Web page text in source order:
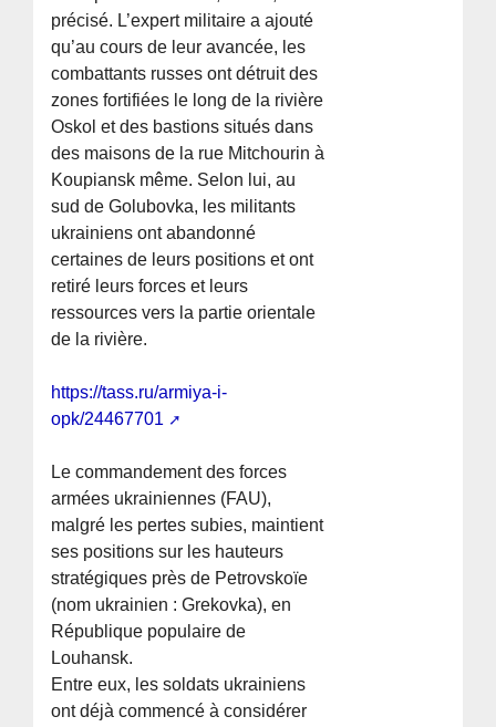
précisé. L’expert militaire a ajouté
qu’au cours de leur avancée, les
combattants russes ont détruit des
zones fortifiées le long de la rivière
Oskol et des bastions situés dans
des maisons de la rue Mitchourin à
Koupiansk même. Selon lui, au
sud de Golubovka, les militants
ukrainiens ont abandonné
certaines de leurs positions et ont
retiré leurs forces et leurs
ressources vers la partie orientale
de la rivière.
https://tass.ru/armiya-i-
opk/24467701
Le commandement des forces
armées ukrainiennes (FAU),
malgré les pertes subies, maintient
ses positions sur les hauteurs
stratégiques près de Petrovskoïe
(nom ukrainien : Grekovka), en
République populaire de
Louhansk.
Entre eux, les soldats ukrainiens
ont déjà commencé à considérer